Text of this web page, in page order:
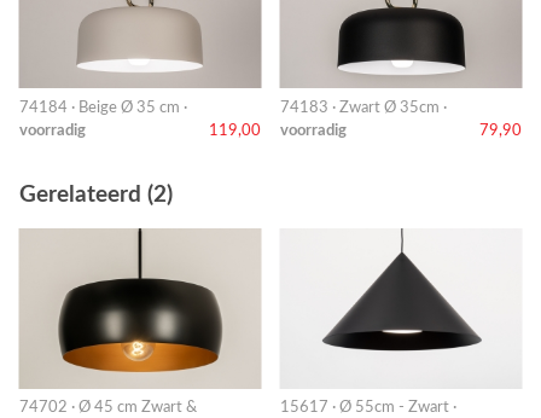
74184 · Beige Ø 35 cm ·
voorradig
119,00
74183 · Zwart Ø 35cm ·
voorradig
79,90
Gerelateerd (2)
74702 · Ø 45 cm Zwart &
15617 · Ø 55cm - Zwart ·